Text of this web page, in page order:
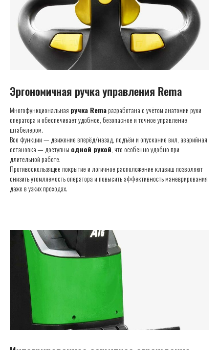
Эргономичная ручка управления Rema
Многофункциональная ручка Remaразработана с учётом анатомии руки
оператора и обеспечивает удобное, безопасное и точное управление
штабелером.
Все функции — движение вперёд/назад, подъём и опускание вил, аварийная
остановка — доступны одной рукой, что особенно удобно при
длительной работе.
Противоскользящее покрытие и логичное расположение клавиш позволяют
снизить утомляемость оператора и повысить эффективность маневрирования
даже в узких проходах.